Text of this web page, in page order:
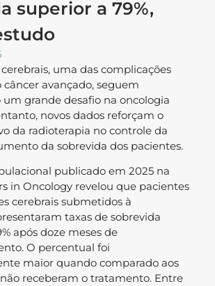
superior a 79%,
uma das complicações
câncer avançado, seguem
grande desafio na oncologia
novos dados reforçam o
da radioterapia no controle da
da sobrevida dos pacientes.
publicado em 2025 na
in Oncology revelou que pacientes
cerebrais submetidos à
taxas de sobrevida
após doze meses de
O percentual foi
maior quando comparado aos
receberam o tratamento. Entre